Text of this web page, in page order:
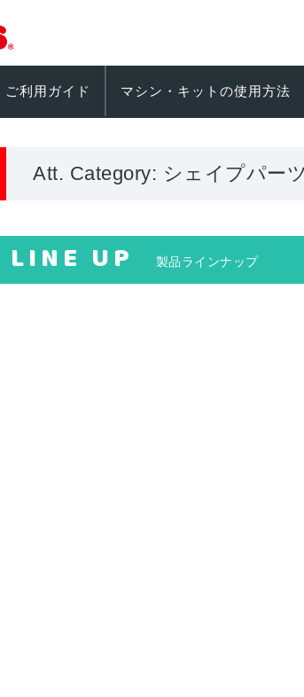
ご利用ガイド マシン・キットの使用方法
Att. Category: シェイプパーツ
LINE UP 製品ラインナップ